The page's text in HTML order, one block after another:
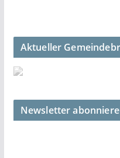
Aktueller
Newsletter